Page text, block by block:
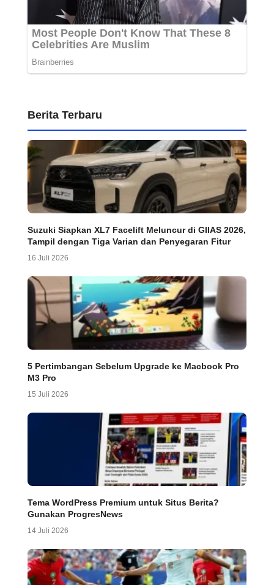
Berita Terbaru
Suzuki Siapkan XL7 Facelift Meluncur di GIIAS 2026,
Tampil dengan Tiga Varian dan Penyegaran Fitur
16 Juli 2026
5 Pertimbangan Sebelum Upgrade ke Macbook Pro
M3 Pro
15 Juli 2026
Tema WordPress Premium untuk Situs Berita?
Gunakan ProgresNews
14 Juli 2026